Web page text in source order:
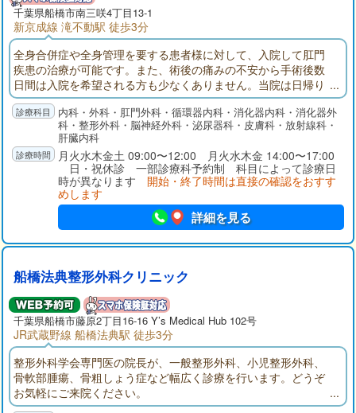
千葉県船橋市南三咲4丁目13-1
新京成線 滝不動駅 徒歩3分
全身合併症や全身管理を要する患者様に対して、入院して肛門
疾患の治療が可能です。また、術後の痛みの不安から手術後数
日間は入院を希望される方も少なくありません。当院は日帰り
手術から入院手術まで対応可能な肛門疾患を専門とする病院で
す。大腸内視鏡検査では腸を伸ばさずに挿入する「軸保持短縮
法」で挿入し、挿入時の痛みを最小限に心掛けています。また
鎮痛剤・鎮静剤を使用して「寝ている間に検査が終わった」と
喜ばれる方も多くいらっしゃいます。
内科・外科・肛門外科・循環器内科・消化器内科・消化器外
科・整形外科・脳神経外科・泌尿器科・皮膚科・放射線科・
肝臓内科
月火水木金土 09:00〜12:00 月火水木金 14:00〜17:00
日・祝休診 一部診療科予約制 科目によって診療日
時が異なります 開始・終了時間は直接の確認をおすす
めします
詳細を見る
船橋法典整形外科クリニック
千葉県船橋市藤原2丁目16-16 Y’s Medical Hub 102号
JR武蔵野線 船橋法典駅 徒歩3分
整形外科学会専門医の院長が、一般整形外科、小児整形外科、
骨軟部腫瘍、骨粗しょう症など幅広く診療を行います。どうぞ
お気軽にご来院ください。